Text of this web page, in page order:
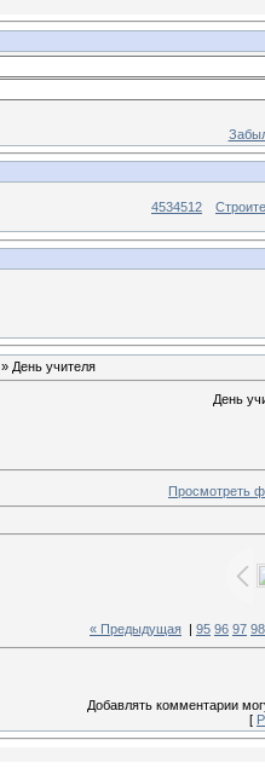
4534512
» День учителя
День
Просмотреть
« Предыдущая 95 96 97 98
Добавлять комментарии
[